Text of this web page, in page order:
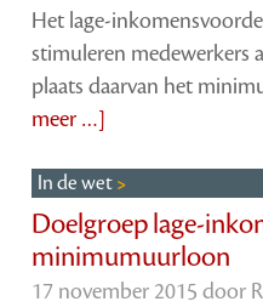
Het lage-
stimuleren medewerkers
plaats daarvan het
meer …]
In de wet
Doelgroep lage-
minimumuurloon
17 november 2015 door